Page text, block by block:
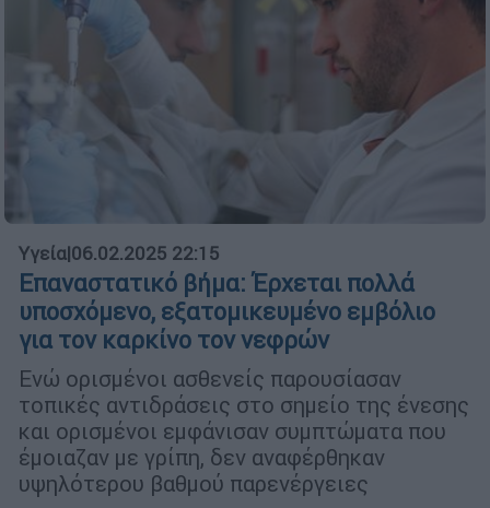
Υγεία|06.02.2025 22:15
Επαναστατικό βήμα: Έρχεται πολλά
υποσχόμενο, εξατομικευμένο εμβόλιο
για τον καρκίνο τον νεφρών
Ενώ ορισμένοι ασθενείς παρουσίασαν
τοπικές αντιδράσεις στο σημείο της ένεσης
και ορισμένοι εμφάνισαν συμπτώματα που
έμοιαζαν με γρίπη, δεν αναφέρθηκαν
υψηλότερου βαθμού παρενέργειες